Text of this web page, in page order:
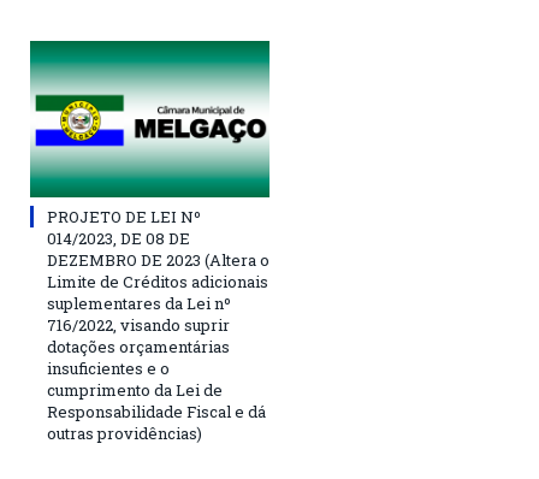
PROJETO DE LEI Nº
014/2023, DE 08 DE
DEZEMBRO DE 2023 (Altera o
Limite de Créditos adicionais
suplementares da Lei nº
716/2022, visando suprir
dotações orçamentárias
insuficientes e o
cumprimento da Lei de
Responsabilidade Fiscal e dá
outras providências)